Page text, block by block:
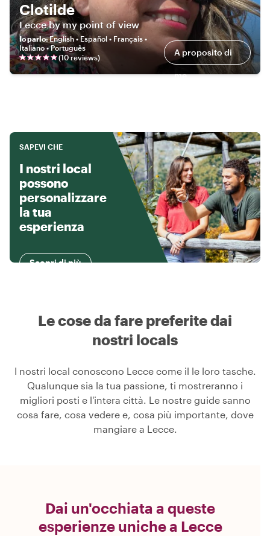
Clotilde
Lecce by my point of view
Io parlo:English • Español • Français •
Italiano • Português
(10reviews) A proposito di
me
SAPEVI CHE
I nostri local
possono
personalizzare
la tua
esperienza
Scopri di più
Le cose da fare preferite dai
nostri locals
I nostri local conoscono Lecce come il le loro tasche.
Qualunque sia la tua passione, ti mostreranno i
migliori posti e l'intera città. Le nostre guide sanno
cosa fare, cosa vedere e, cosa più importante, dove
mangiare a Lecce.
Dai un'occhiata a queste
esperienze uniche a Lecce